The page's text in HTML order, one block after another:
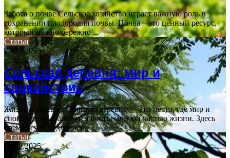
Забота о почве Сельское хозяйство играет важную роль в
сохранении плодородия почвы. Почва – это ценный ресурс,
который нужно бережно…
Статьи
26.12.2025
Сельская деревня: мир и
спокойствие
Жизнь в деревне Сельская деревня — это место, где мир и
спокойствие становятся неотъемлемой частью жизни. Здесь
время течет медленнее,…
Статьи
03.10.2025